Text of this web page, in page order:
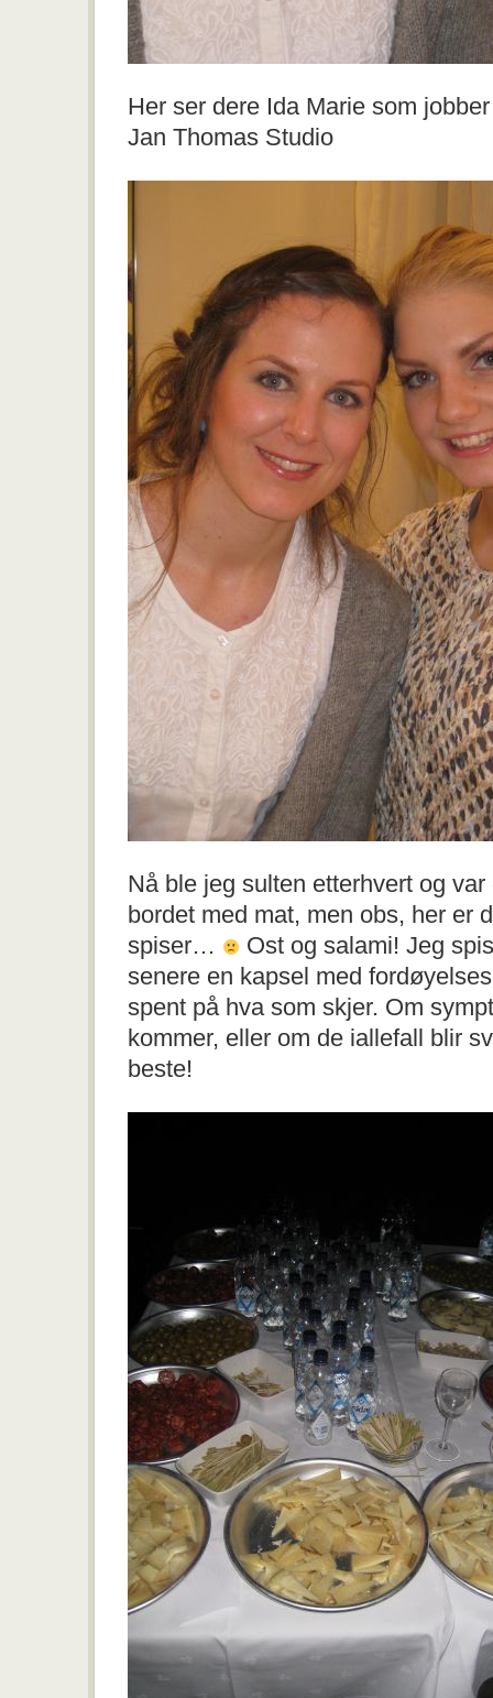
Her ser dere Ida Marie som
Jan Thomas Studio
Nå ble jeg sulten etterhvert og
bordet med mat, men obs, her er
spiser…
Ost og salami! Jeg
senere en kapsel med
spent på hva som skjer. Om
kommer, eller om de iallefall blir
beste!